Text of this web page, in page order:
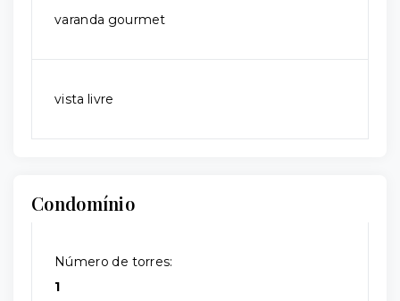
varanda gourmet
vista livre
Condomínio
Número de torres:
1